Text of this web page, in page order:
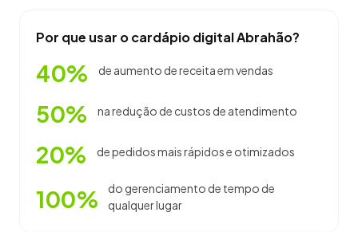
Por que usar o cardápio digital Abrahão?
40% de aumento de receita em vendas
50% na redução de custos de atendimento
20% de pedidos mais rápidos e otimizados
100%
do gerenciamento de tempo de
qualquer lugar